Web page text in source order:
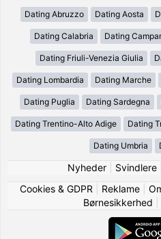
Dating Abruzzo Dating Aosta
Dating Calabria Dating
Dating Friuli-Venezia Giulia
Dating Lombardia Dating Marche
Dating Puglia Dating Sardegna
Dating Trentino-Alto Adige Dating
Dating Umbria
Nyheder| Svindlere|
Cookies & GDPR
Reklame|
Børnesikkerhed